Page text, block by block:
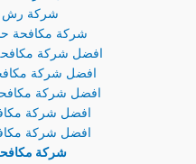
شركة رش
شركة مكافحة
افضل شركة
افضل شركة
افضل شركة
افضل شركة
افضل شركة
شركة